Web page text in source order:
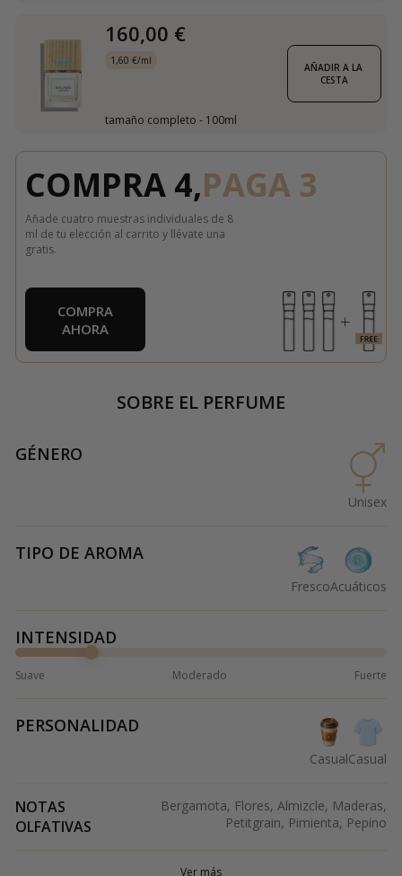
160,00 €
1,60 €/ml
tamaño completo - 100ml
AÑADIR A LA
CESTA
COMPRA 4,PAGA 3
Añade cuatro muestras individuales de 8
ml de tu elección al carrito y llévate una
gratis.
COMPRA
AHORA
SOBRE EL PERFUME
GÉNERO
Unisex
TIPO DE AROMA
FrescoAcuáticos
INTENSIDAD
Suave Moderado Fuerte
PERSONALIDAD
CasualCasual
NOTAS
OLFATIVAS
Bergamota, Flores, Almizcle, Maderas,
Petitgrain, Pimienta, Pepino
Ver más